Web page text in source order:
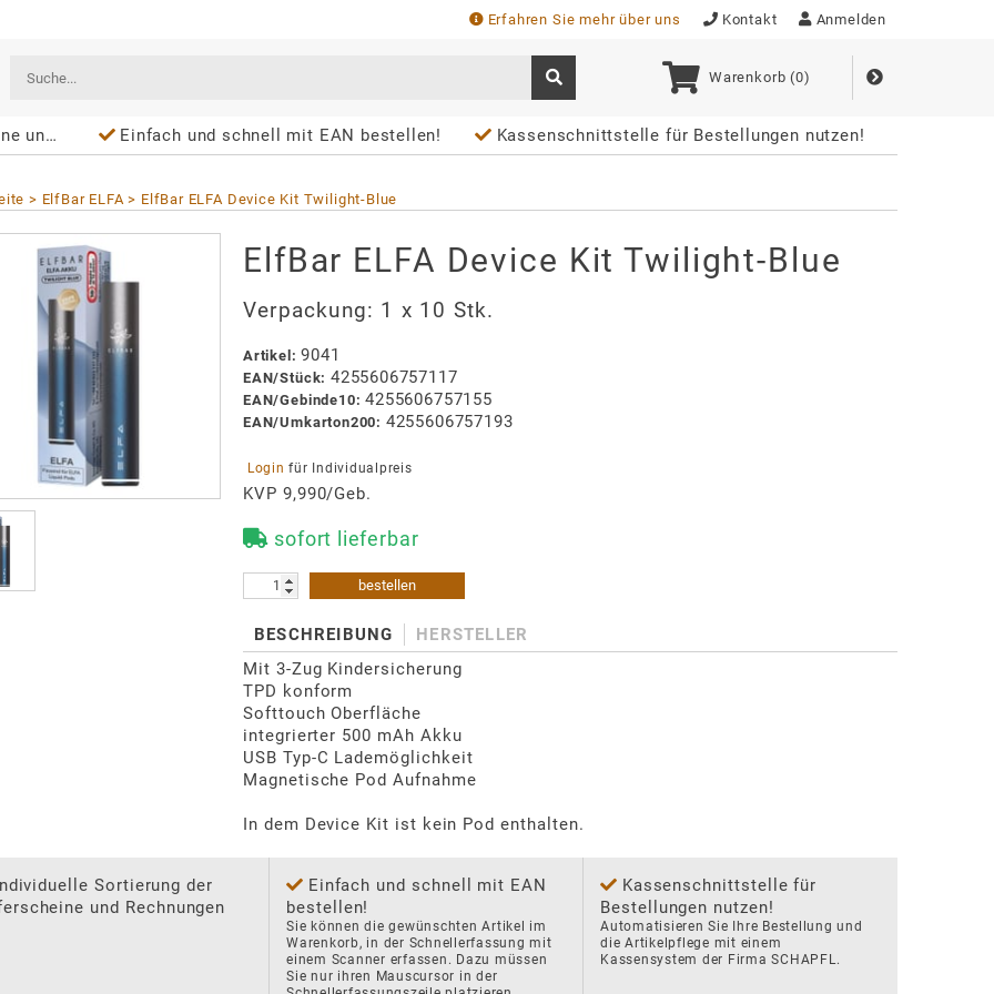
Erfahren Sie mehr über uns Kontakt Anmelden
Warenkorb (0)
Einfach und schnell mit EAN bestellen! Kassenschnittstelle für Bestellungen nutzen!
ElfBar ELFA ElfBar ELFA Device Kit Twilight-Blue
ElfBar ELFA Device Kit Twilight-Blue
Verpackung: 1 x 10 Stk.
Artikel : 9041
EAN/Stück: 4255606757117
EAN/Gebinde10: 4255606757155
EAN/Umkarton200: 4255606757193
Login für Individualpreis
KVP 9,990/Geb.
sofort lieferbar
bestellen
BESCHREIBUNG
HERSTELLER
Mit 3-Zug Kindersicherung
TPD konform
Softtouch Oberfläche
integrierter 500 mAh Akku
USB Typ-C Lademöglichkeit
Magnetische Pod Aufnahme
In dem Device Kit ist kein Pod enthalten.
Sortierung der
und Rechnungen
Einfach und schnell mit EAN
bestellen!
Sie können die gewünschten Artikel im
Warenkorb, in der Schnellerfassung mit
einem Scanner erfassen. Dazu müssen
Sie nur ihren Mauscursor in der
Kassenschnittstelle für
Bestellungen nutzen!
Automatisieren Sie Ihre Bestellung und
die Artikelpflege mit einem
Kassensystem der Firma SCHAPFL.